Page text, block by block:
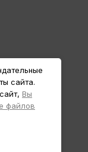
сайта.
Вы
файлов